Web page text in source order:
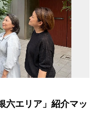
六エリア」紹介マッ